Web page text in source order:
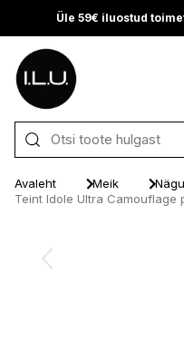
Üle 59€ iluostud
Otse sisu juurde
Avaleht Meik Nägu
Teint Idole Ultra Camouflage